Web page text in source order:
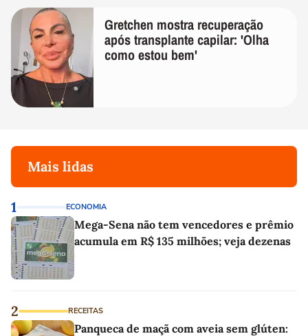
Gretchen mostra recuperação
após transplante capilar: 'Olha
como estou bem'
Mais lidas
1 ECONOMIA
Mega-Sena não tem vencedores e prêmio
acumula em R$ 135 milhões; veja dezenas
2 RECEITAS
Panqueca de maçã com aveia sem glúten: